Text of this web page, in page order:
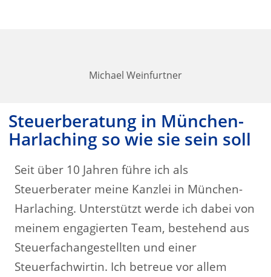
Michael Weinfurtner
Steuerberatung in München-
Harlaching so wie sie sein soll
Seit über 10 Jahren führe ich als
Steuerberater meine Kanzlei in München-
Harlaching. Unterstützt werde ich dabei von
meinem engagierten Team, bestehend aus
Steuerfachangestellten und einer
Steuerfachwirtin. Ich betreue vor allem